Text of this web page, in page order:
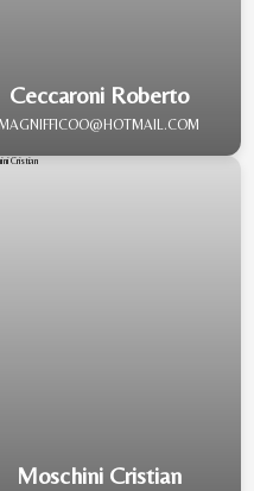
Ceccaroni Roberto
MAGNIFFICOO@HOTMAIL.COM
Moschini Cristian